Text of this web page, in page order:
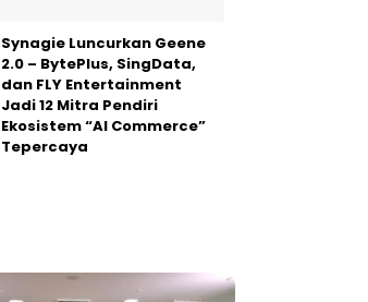
Synagie Luncurkan Geene
2.0 – BytePlus, SingData,
dan FLY Entertainment
Jadi 12 Mitra Pendiri
Ekosistem “AI Commerce”
Tepercaya